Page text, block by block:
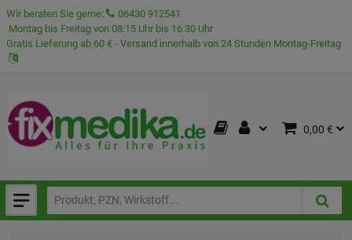
Wir beraten Sie gerne:
06430 912541
Montag bis Freitag von 08:15 Uhr bis 16:30 Uhr
Gratis Lieferung ab 60 € - Versand innerhalb von 24 Stunden Montag-Freitag
0,00 €